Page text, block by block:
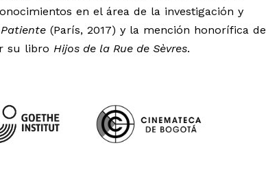
en el área de la investigación y
(París, 2017) y la mención honorífica de
su libro Hijos de la Rue de Sèvres.